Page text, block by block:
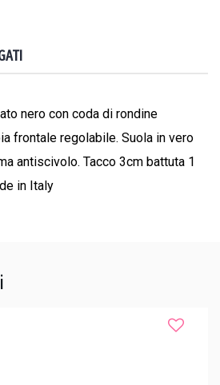
nero con coda di rondine
frontale regolabile. Suola in vero
antiscivolo. Tacco 3cm battuta 1
in Italy